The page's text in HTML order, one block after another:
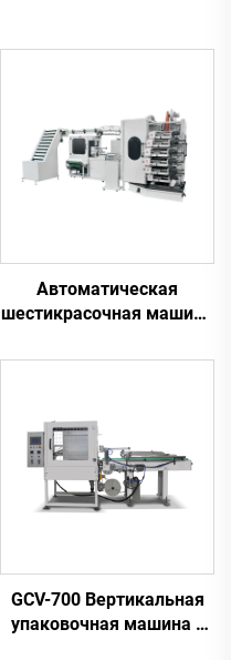
Автоматическая
шестикрасочная машина
пластиковых
GCV-700 Вертикальная
упаковочная машина с